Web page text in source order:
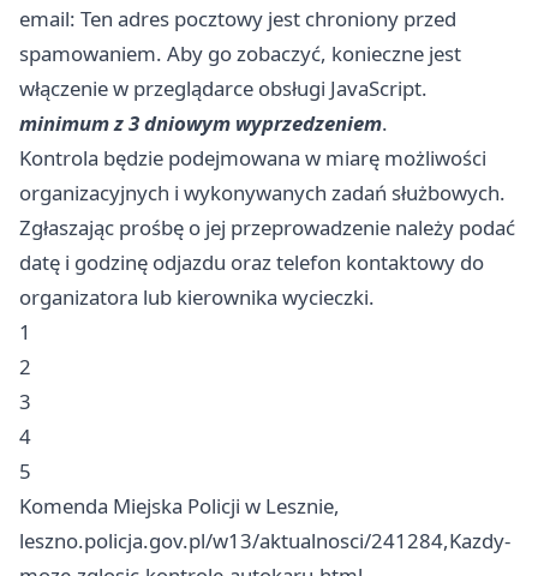
email: Ten adres pocztowy jest chroniony przed
spamowaniem. Aby go zobaczyć, konieczne jest
włączenie w przeglądarce obsługi JavaScript.
minimum z 3 dniowym wyprzedzeniem.
Kontrola będzie podejmowana w miarę możliwości
organizacyjnych i wykonywanych zadań służbowych.
Zgłaszając prośbę o jej przeprowadzenie należy podać
datę i godzinę odjazdu oraz telefon kontaktowy do
organizatora lub kierownika wycieczki.
1
2
3
4
5
Komenda Miejska Policji w Lesznie,
leszno.policja.gov.pl/w13/aktualnosci/241284,Kazdy-